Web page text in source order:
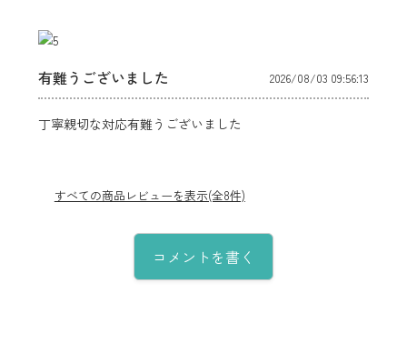
有難うございました 2026/08/03 09:56:13
丁寧親切な対応有難うございました
すべての商品レビューを表示(全8件)
コメントを書く